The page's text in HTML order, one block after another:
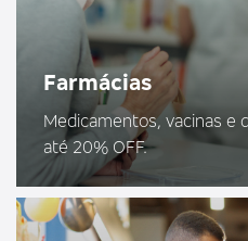
Farmácias
Medicamentos, vacinas e
até 20% OFF.